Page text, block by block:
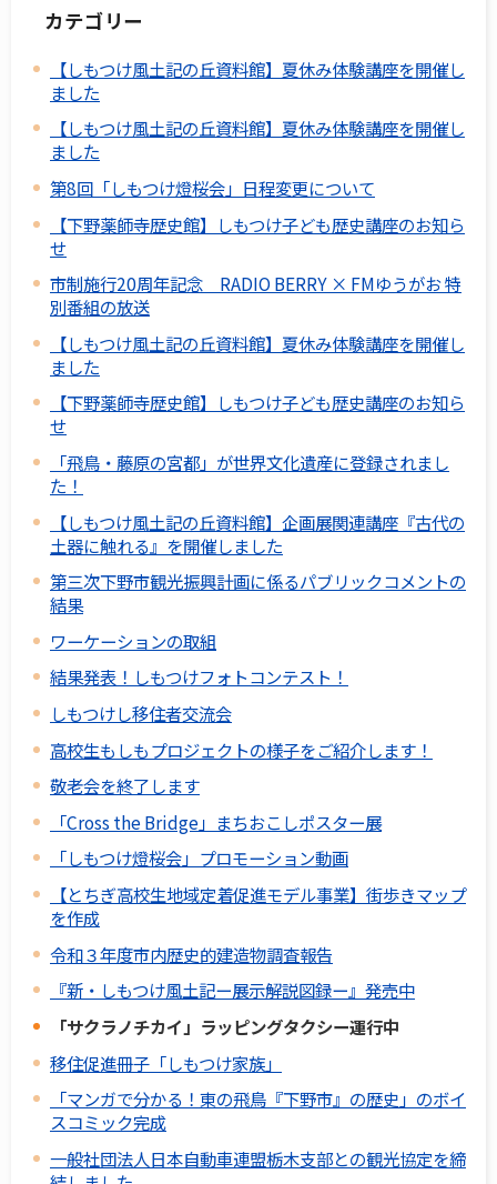
カテゴリー
【しもつけ風土記の丘資料館】夏休み体験講座を開催し
ました
【しもつけ風土記の丘資料館】夏休み体験講座を開催し
ました
第8回「しもつけ燈桜会」日程変更について
【下野薬師寺歴史館】しもつけ子ども歴史講座のお知ら
せ
市制施行20周年記念 RADIO BERRY × FMゆうがお 特
別番組の放送
【しもつけ風土記の丘資料館】夏休み体験講座を開催し
ました
【下野薬師寺歴史館】しもつけ子ども歴史講座のお知ら
せ
「飛鳥・藤原の宮都」が世界文化遺産に登録されまし
た！
【しもつけ風土記の丘資料館】企画展関連講座『古代の
土器に触れる』を開催しました
第三次下野市観光振興計画に係るパブリックコメントの
結果
ワーケーションの取組
結果発表！しもつけフォトコンテスト！
しもつけし移住者交流会
高校生もしもプロジェクトの様子をご紹介します！
敬老会を終了します
「Cross the Bridge」まちおこしポスター展
「しもつけ燈桜会」プロモーション動画
【とちぎ高校生地域定着促進モデル事業】街歩きマップ
を作成
令和３年度市内歴史的建造物調査報告
『新・しもつけ風土記ー展示解説図録ー』発売中
「サクラノチカイ」ラッピングタクシー運行中
移住促進冊子「しもつけ家族」
「マンガで分かる！東の飛鳥『下野市』の歴史」のボイ
スコミック完成
一般社団法人日本自動車連盟栃木支部との観光協定を締